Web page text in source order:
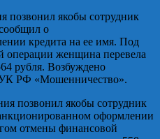
позвонил якобы сотрудник
о
кредита на ее имя. Под
операции женщина перевела
рубля. Возбуждено
УК РФ «Мошенничество».
позвонил якобы сотрудник
оформлении
отмены финансовой